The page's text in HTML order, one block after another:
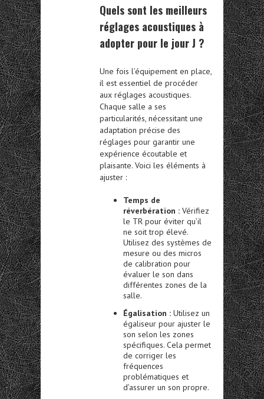
Quels sont les meilleurs
réglages acoustiques à
adopter pour le jour J ?
Une fois l’équipement en place,
il est essentiel de procéder
aux réglages acoustiques.
Chaque salle a ses
particularités, nécessitant une
adaptation précise des
réglages pour garantir une
expérience écoutable et
plaisante. Voici les éléments à
ajuster :
Temps de
réverbération : Vérifiez
le TR pour éviter qu’il
ne soit trop élevé.
Utilisez des systèmes de
mesure ou des micros
de calibration pour
évaluer le son dans
différentes zones de la
salle.
Égalisation : Utilisez un
égaliseur pour ajuster le
son selon les zones
spécifiques. Cela permet
de corriger les
fréquences
problématiques et
d’assurer un son propre.